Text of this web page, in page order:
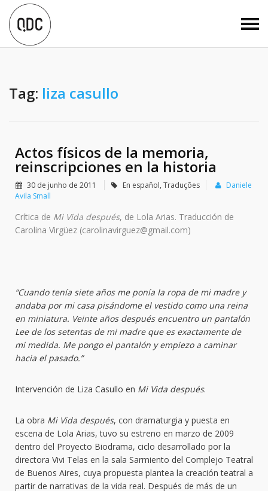
Tag: liza casullo
Actos físicos de la memoria,
reinscripciones en la historia
30 de junho de 2011 En español, Traduções
Daniele
Avila Small
Crítica de Mi Vida después, de Lola Arias. Traducción de
Carolina Virgüez (carolinavirguez@gmail.com)
“Cuando tenía siete años me ponía la ropa de mi madre y
andaba por mi casa pisándome el vestido como una reina
en miniatura. Veinte años después encuentro un pantalón
Lee de los setentas de mi madre que es exactamente de
mi medida. Me pongo el pantalón y empiezo a caminar
hacia el pasado.”
Intervención de Liza Casullo en Mi Vida después.
La obra Mi Vida después, con dramaturgia y puesta en
escena de Lola Arias, tuvo su estreno en marzo de 2009
dentro del Proyecto Biodrama, ciclo desarrollado por la
directora Vivi Telas en la sala Sarmiento del Complejo Teatral
de Buenos Aires, cuya propuesta plantea la creación teatral a
partir de narrativas de la vida real. Después de más de un